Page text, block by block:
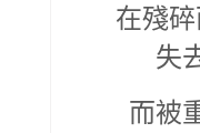
在殘
失
而被